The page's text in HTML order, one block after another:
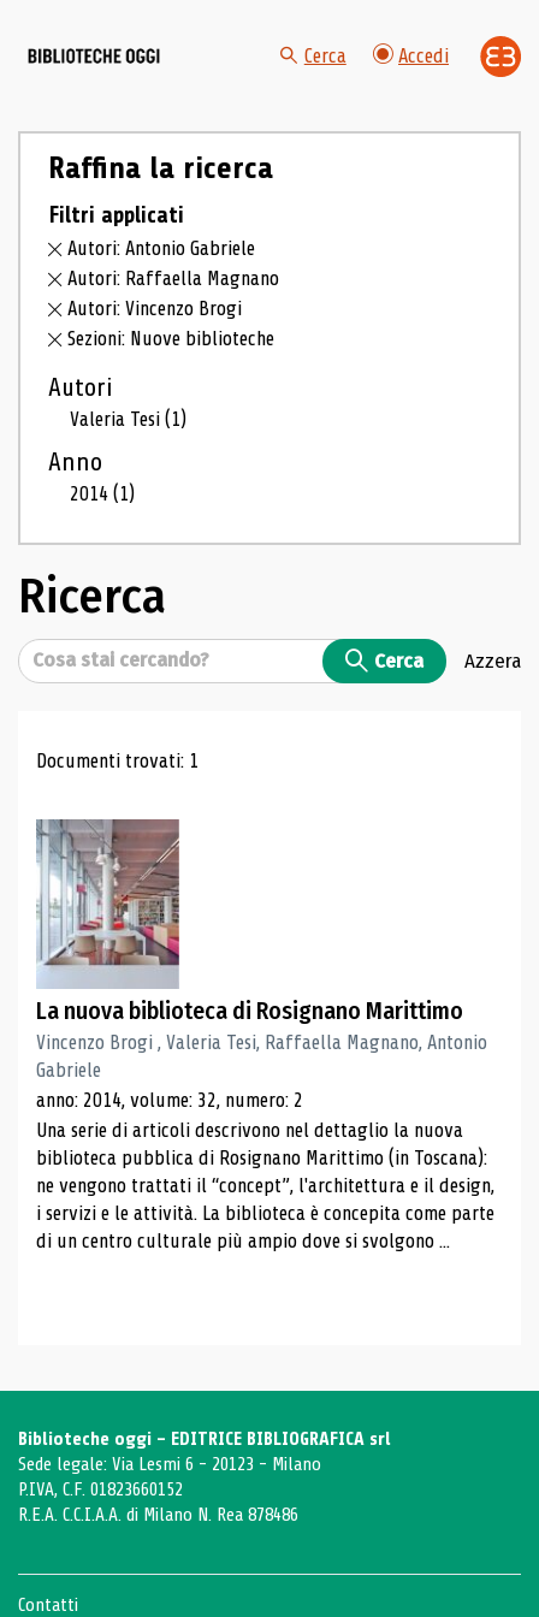
Cerca Accedi
Raffina la ricerca
Filtri applicati
Autori: Antonio Gabriele
Autori: Raffaella Magnano
Autori: Vincenzo Brogi
Sezioni: Nuove biblioteche
Autori
Valeria Tesi(1)
Anno
2014(1)
Ricerca
Cerca Cerca Azzera
Risultati di ricerca
Documenti trovati: 1
La nuova biblioteca di Rosignano Marittimo
Vincenzo Brogi , Valeria Tesi, Raffaella Magnano, Antonio
Gabriele
anno: 2014, volume: 32, numero: 2
Una serie di articoli descrivono nel dettaglio la nuova
biblioteca pubblica di Rosignano Marittimo (in Toscana):
ne vengono trattati il ​​“concept”, l'architettura e il design,
i servizi e le attività. La biblioteca è concepita come parte
di un centro culturale più ampio dove si svolgono ...
Biblioteche oggi - EDITRICE BIBLIOGRAFICA srl
Sede legale: Via Lesmi 6 - 20123 - Milano
P.IVA, C.F. 01823660152
R.E.A. C.C.I.A.A. di Milano N. Rea 878486
Contatti